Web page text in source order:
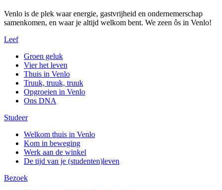
Venlo is de plek waar energie, gastvrijheid en ondernemerschap
samenkomen, en waar je altijd welkom bent. We zeen ôs in Venlo!
Leef
Groen geluk
Vier het leven
Thuis in Venlo
Truuk, truuk, truuk
Opgroeien in Venlo
Ons DNA
Studeer
Welkom thuis in Venlo
Kom in beweging
Werk aan de winkel
De tijd van je (studenten)leven
Bezoek